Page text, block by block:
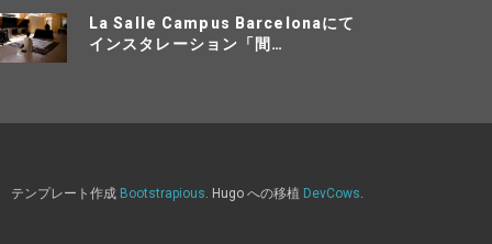
La Salle Campus Barcelonaにて
インスタレーション「間
テンプレート作成 Bootstrapious. Hugo への移植 DevCows.